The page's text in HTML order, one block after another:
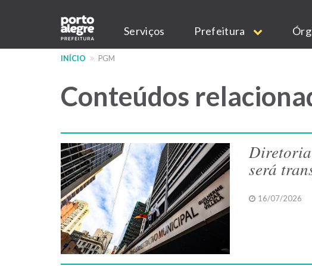
conteúdo
Main
navigation
Serviços Prefeitura
INÍCIO PGM
Conteúdos
será
16/07/2026